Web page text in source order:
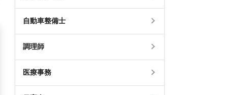
自動車整備士
調理師
医療事務